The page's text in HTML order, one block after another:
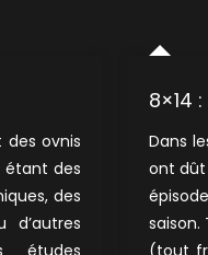
des ovnis
des
des
d’autres
études
8×14
Dans
ont
(tout